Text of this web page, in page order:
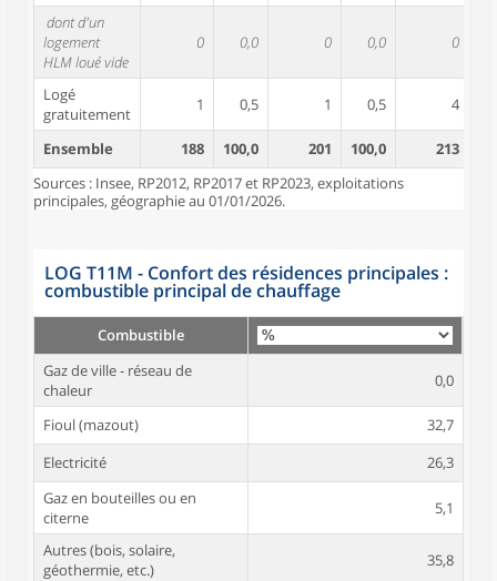
dont d'un
logement
HLM loué vide
0 0,0 0 0,0 0
Logé
gratuitement
1 0,5 1 0,5 4
Ensemble 188 100,0 201 100,0 213
Sources : Insee, RP2012, RP2017 et RP2023, exploitations
principales, géographie au 01/01/2026.
LOG T11M - Confort des résidences principales :
combustible principal de chauffage
Combustible
Gaz de ville - réseau de
chaleur
0,0
Fioul (mazout)
32,7
Electricité
26,3
Gaz en bouteilles ou en
citerne
5,1
Autres (bois, solaire,
géothermie, etc.)
35,8